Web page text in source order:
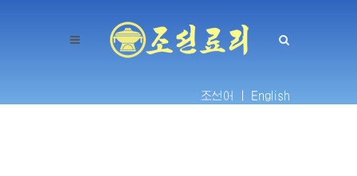
조선어 | English